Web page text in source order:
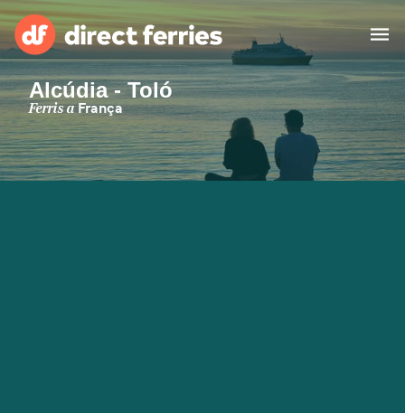
Països
Bitllets de Ferry
Alcúdia - Toló
Ferris aFrança